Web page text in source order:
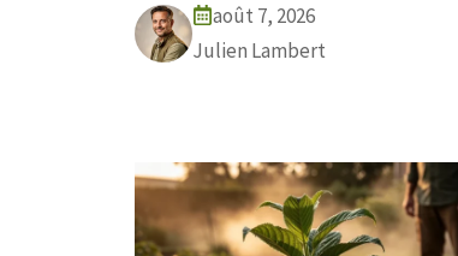
août 7, 2026
Julien Lambert